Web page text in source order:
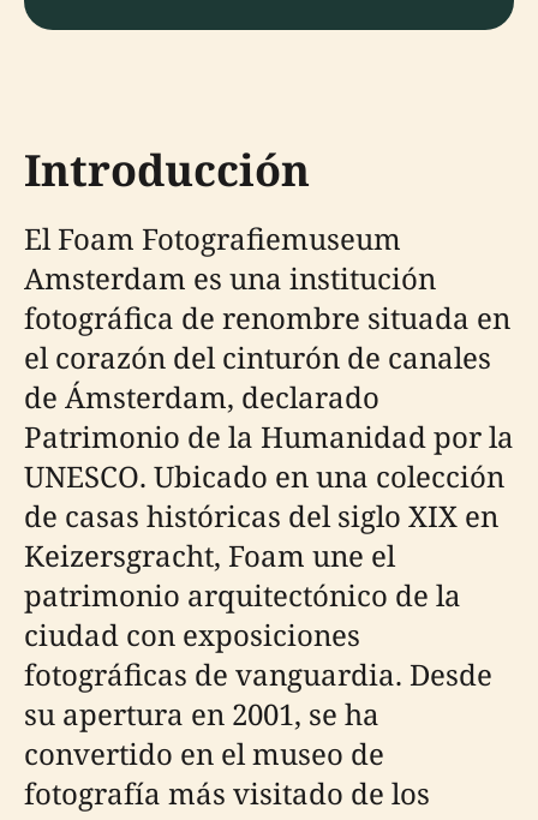
Introducción
El Foam Fotografiemuseum
Amsterdam es una institución
fotográfica de renombre situada en
el corazón del cinturón de canales
de Ámsterdam, declarado
Patrimonio de la Humanidad por la
UNESCO. Ubicado en una colección
de casas históricas del siglo XIX en
Keizersgracht, Foam une el
patrimonio arquitectónico de la
ciudad con exposiciones
fotográficas de vanguardia. Desde
su apertura en 2001, se ha
convertido en el museo de
fotografía más visitado de los